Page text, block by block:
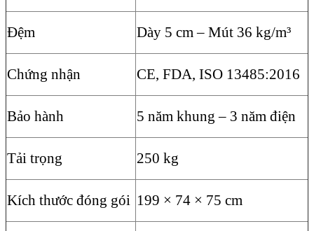
Đệm Dày 5 cm – Mút 36 kg/m³
Chứng nhận CE, FDA, ISO 13485:2016
Bảo hành 5 năm khung – 3 năm điện
Tải trọng 250 kg
Kích thước đóng gói 199 × 74 × 75 cm